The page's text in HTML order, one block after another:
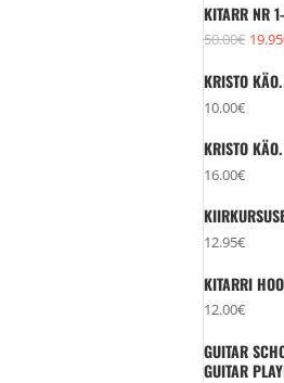
oli:
KITARR NR
50.00€
oli:
19.95
KRISTO
10.00€
KRISTO
16.00€
12.95€
KITARRI
12.00€
GUITAR
GUITAR